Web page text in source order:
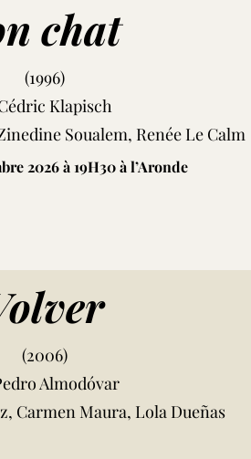
chat
(1996)
Klapisch
Soualem, Renée Le Calm
2026 à 19H30 à l’Aronde
(2006)
Almodóvar
Carmen Maura, Lola Dueñas